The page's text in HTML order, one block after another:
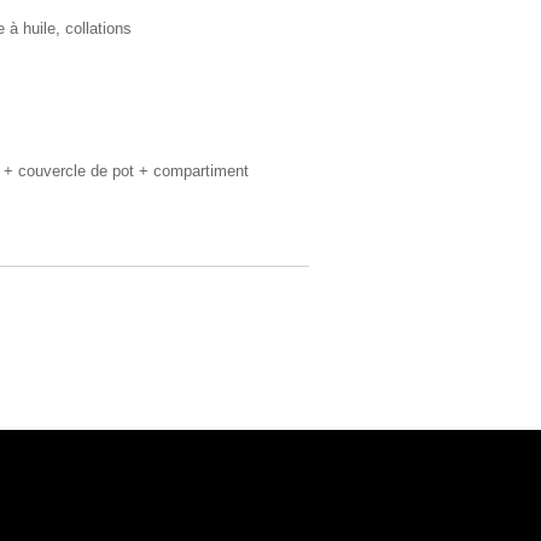
à huile, collations
couvercle de pot + compartiment